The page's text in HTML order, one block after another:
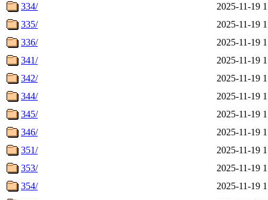
334/
2025-11-19
335/
2025-11-19
336/
2025-11-19
341/
2025-11-19
342/
2025-11-19
344/
2025-11-19
345/
2025-11-19
346/
2025-11-19
351/
2025-11-19
353/
2025-11-19
354/
2025-11-19